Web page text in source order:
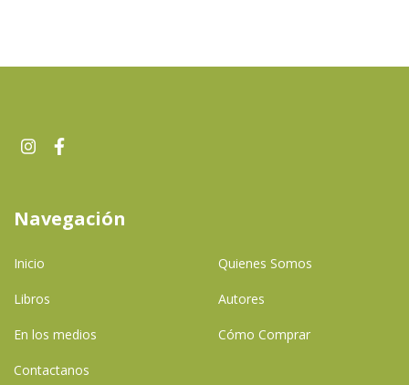
Navegación
Inicio Quienes Somos
Libros Autores
En los medios Cómo Comprar
Contactanos